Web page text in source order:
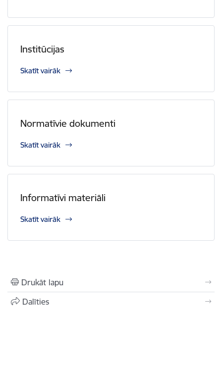
Institūcijas
Skatīt vairāk
Normatīvie dokumenti
Skatīt vairāk
Informatīvi materiāli
Skatīt vairāk
Drukāt lapu
Dalīties